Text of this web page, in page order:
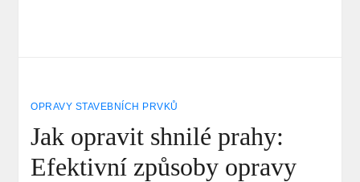
OPRAVY STAVEBNÍCH PRVKŮ
Jak opravit shnilé prahy:
Efektivní způsoby opravy